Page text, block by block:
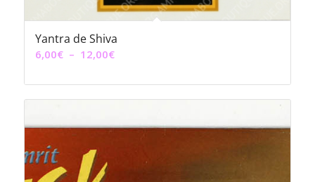
Yantra de Shiva
6,00€ – 12,00€Plage
prix :
6,00€